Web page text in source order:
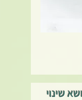
שינוי